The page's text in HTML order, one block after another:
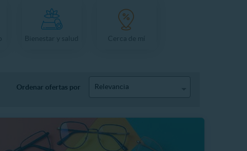
Ordenar ofertas por Relevancia